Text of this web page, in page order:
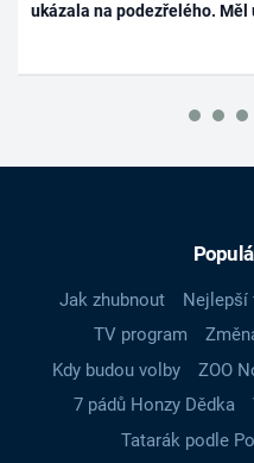
ukázala na podezřelého. Měl
Jak zhubnout Nejlepší
TV program
Kdy budou volby
ZOO
7 pádů Honzy Dědka
Tatarák podle